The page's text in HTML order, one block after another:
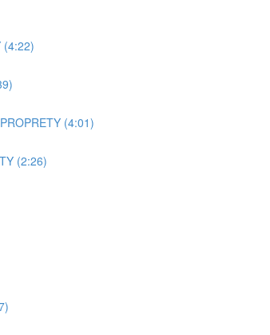
(4:22)
(4:01)
(2:26)